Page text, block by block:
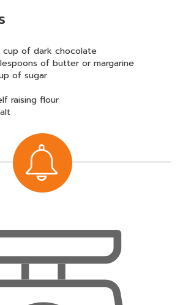
cup of dark chocolate
of butter or margarine
of sugar
raising flour